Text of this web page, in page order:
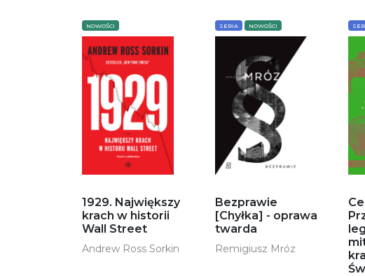
NOWOŚCI
1929. Największy
krach w historii
Wall Street
Andrew Ross Sorkin
SERIA NOWOŚCI
Bezprawie
[Chyłka] - oprawa
twarda
Remigiusz Mróz